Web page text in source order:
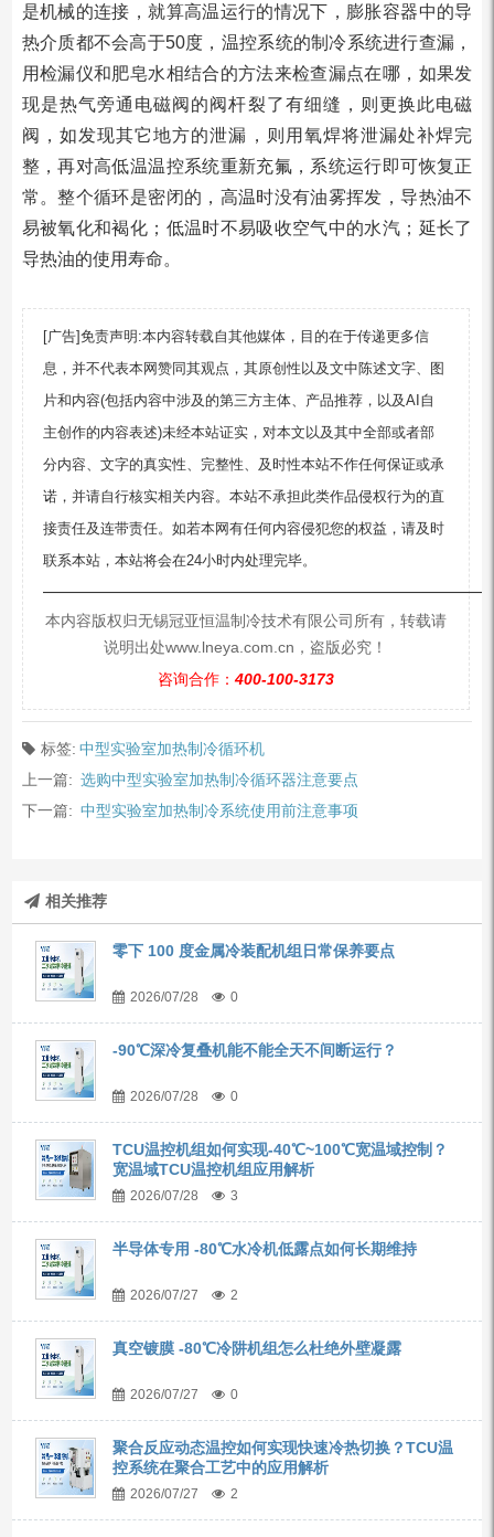
是机械的连接，就算高温运行的情况下，膨胀容器中的导
热介质都不会高于50度，温控系统的制冷系统进行查漏，
用检漏仪和肥皂水相结合的方法来检查漏点在哪，如果发
现是热气旁通电磁阀的阀杆裂了有细缝，则更换此电磁
阀，如发现其它地方的泄漏，则用氧焊将泄漏处补焊完
整，再对高低温温控系统重新充氟，系统运行即可恢复正
常。整个循环是密闭的，高温时没有油雾挥发，导热油不
易被氧化和褐化；低温时不易吸收空气中的水汽；延长了
导热油的使用寿命。
[广告]免责声明:本内容转载自其他媒体，目的在于传递更多信
息，并不代表本网赞同其观点，其原创性以及文中陈述文字、图
片和内容(包括内容中涉及的第三方主体、产品推荐，以及AI自
主创作的内容表述)未经本站证实，对本文以及其中全部或者部
分内容、文字的真实性、完整性、及时性本站不作任何保证或承
诺，并请自行核实相关内容。本站不承担此类作品侵权行为的直
接责任及连带责任。如若本网有任何内容侵犯您的权益，请及时
联系本站，本站将会在24小时内处理完毕。
本内容版权归无锡冠亚恒温制冷技术有限公司所有，转载请
说明出处www.lneya.com.cn，盗版必究！
咨询合作： 400-100-3173
标签: 中型实验室加热制冷循环机
上一篇: 选购中型实验室加热制冷循环器注意要点
下一篇: 中型实验室加热制冷系统使用前注意事项
相关推荐
零下 100 度金属冷装配机组日常保养要点
2026/07/28 0
-90℃深冷复叠机能不能全天不间断运行？
2026/07/28 0
TCU温控机组如何实现-40℃~100℃宽温域控制？
宽温域TCU温控机组应用解析
2026/07/28 3
半导体专用 -80℃水冷机低露点如何长期维持
2026/07/27 2
真空镀膜 -80℃冷阱机组怎么杜绝外壁凝露
2026/07/27 0
聚合反应动态温控如何实现快速冷热切换？TCU温
控系统在聚合工艺中的应用解析
2026/07/27 2